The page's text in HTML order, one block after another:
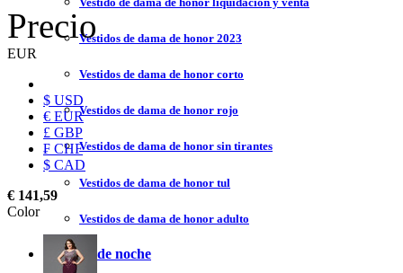
Vestidos de dama de honor 2023
Vestidos de dama de honor corto
Vestidos de dama de honor rojo
Vestidos de dama de honor sin tirantes
Vestidos de dama de honor tul
Vestidos de dama de honor adulto
Vestidos de noche
Precio
EUR
$ USD
€ EUR
£ GBP
₣ CHF
$ CAD
€ 141,59
Color